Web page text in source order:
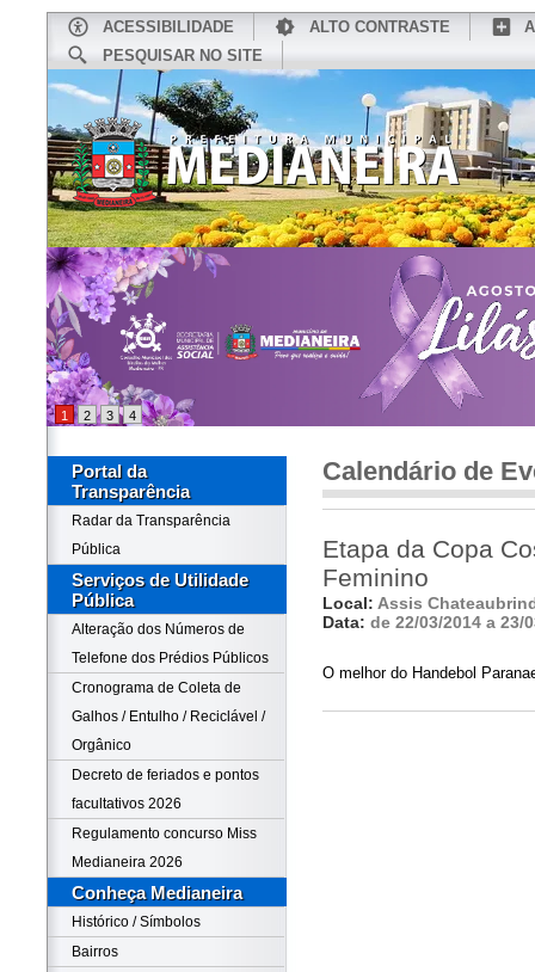
ACESSIBILIDADE ALTO CONTRASTE
PESQUISAR NO SITE
CONHEÇA MEDIANEIRA
1 2 3 4
Portal da
Transparência
Radar da Transparência
Pública
Serviços de Utilidade
Pública
Alteração dos Números de
Telefone dos Prédios Públicos
Cronograma de Coleta de
Galhos / Entulho / Reciclável /
Orgânico
Decreto de feriados e pontos
facultativos 2026
Regulamento concurso Miss
Medianeira 2026
Conheça Medianeira
Histórico / Símbolos
Bairros
Calendário de
Etapa da Copa
Feminino
Local: Assis
Data: de 22/03/2014 a 23/
O melhor do Handebol